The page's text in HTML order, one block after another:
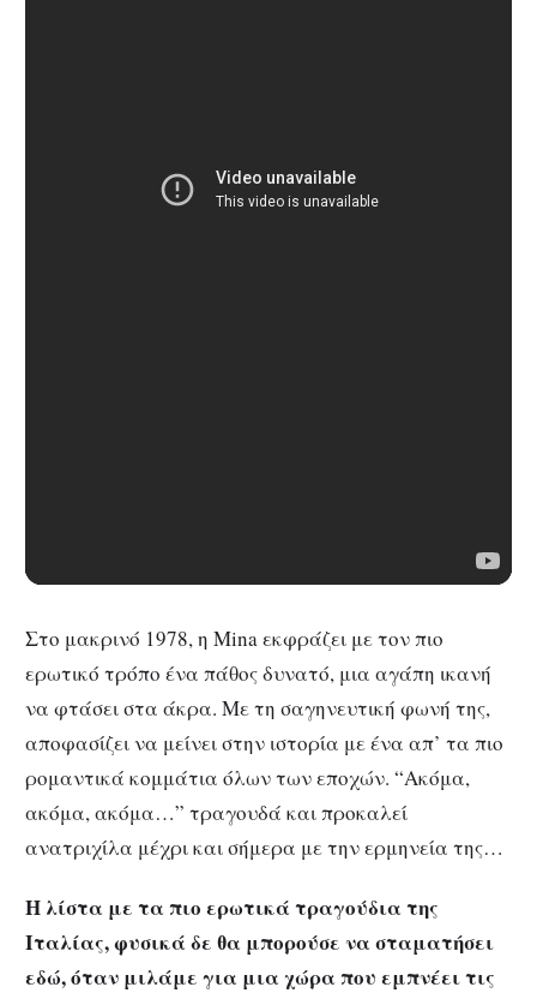
Στο μακρινό 1978, η Mina εκφράζει με τον πιο
ερωτικό τρόπο ένα πάθος δυνατό, μια αγάπη ικανή
να φτάσει στα άκρα. Με τη σαγηνευτική φωνή της,
αποφασίζει να μείνει στην ιστορία με ένα απ’ τα πιο
ρομαντικά κομμάτια όλων των εποχών. “Ακόμα,
ακόμα, ακόμα…” τραγουδά και προκαλεί
ανατριχίλα μέχρι και σήμερα με την ερμηνεία της…
Η λίστα με τα πιο ερωτικά τραγούδια της
Ιταλίας, φυσικά δε θα μπορούσε να σταματήσει
εδώ, όταν μιλάμε για μια χώρα που εμπνέει τις